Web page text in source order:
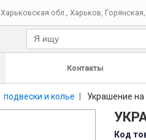
Харьковская обл. Харьков
Контакты
подвески и колье Украшение
Код